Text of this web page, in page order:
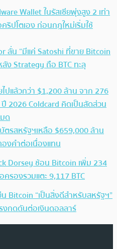
Wallet ในรัสเซียพุ่งสูง 2 เท่า
ปโตเอง ก่อนกฎใหม่เริ่มใช้
ลั่น “มีแค่ Satoshi ที่ขาย Bitcoin
ง Strategy ถือ BTC ทะลุ
ปแล้วกว่า $1,200 ล้าน จาก 276
2026 Coldcard คิดเป็นสัดส่วน
ด
ตรสหรัฐฯเหลือ $659,000 ล้าน
งคำต่อเนื่องแทน
Dorsey ช้อน Bitcoin เพิ่ม 234
รองรวมแตะ 9,117 BTC
Bitcoin “เป็นสิ่งดีสำหรับสหรัฐฯ”
งกดดันต่อเงินดอลลาร์